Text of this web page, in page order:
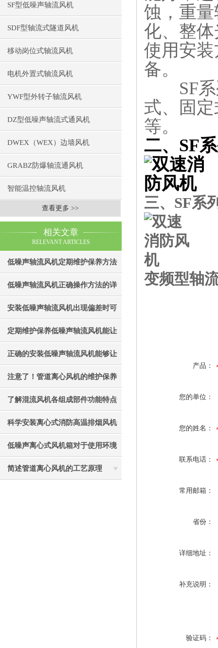
SF型低噪声轴流风机
SDF型轴流式隧道风机
移动岗位式轴流风机
电机外置式轴流风机
YWF型外转子轴流风机
DZ型低噪声轴流式通风机
DWEX（WEX）边墙风机
GRABZ防爆轴流通风机
智能温控轴流风机
查看更多 >>
相关文章
RELEVANT ARTICLES
低噪声轴流风机定期维护保养方法
的简要介绍
低噪声轴流风机正确操作方法的详
细说明
安装低噪声轴流风机出现偏差时可
通过以下方法处理
定期维护保养低噪声轴流风机能让
其运行更加稳定
正确的安装低噪声轴流风机能够让
其效果发挥的更好
注意了！管道离心风机的维护保养
工作不能忘
了解混流风机各组成部件功能特点
才能更好的使用它
科学安装离心式消防高温排烟风机
是实现精准布防的关键
低噪声离心式风机箱对于使用环境
的要求及获得较小风量的方法分享
简述管道离心风机的工艺原理
蚀，重
化、整
使用安
备。
SF系
式、固
等。
二、SF
三、SF系
变频型轴
产品：
您的单位：
您的姓名：
联系电话：
常用邮箱：
省份：
详细地址：
补充说明：
验证码：